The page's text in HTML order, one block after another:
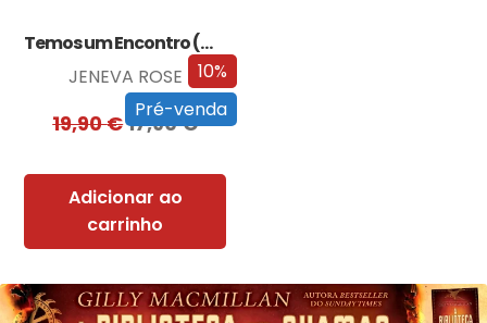
10%
Pré-venda
Temos um Encontro (Outra Vez) – Edição…
JENEVA ROSE
19,90€17,90€
Adicionar ao
carrinho